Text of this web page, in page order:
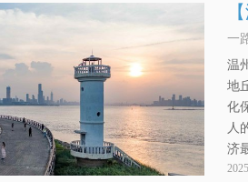
一
温
地
化
人
济